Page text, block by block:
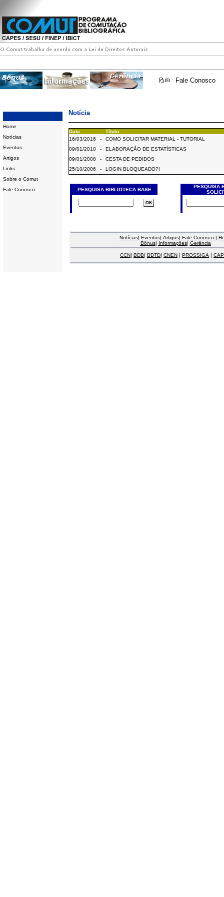
Fale Conosco
Home
Notícias
Eventos
Artigos
Links
Sobre o Comut
Fale Conosco
Notícia
Data
Título
16/03/2016
-
COMO SOLICITAR MATERIAL - TUTORIAL
09/01/2010
-
ELABORAÇÃO DE ESTATÍSTICAS
09/01/2008
-
CESTA DE PEDIDOS
25/10/2006
- LOGIN BLOQUEADO?!
PESQUISA BIBLIOTECA BASE
PESQUISA
Notícias| Eventos| Artigos| Fale Conosco |
Bônus| Informações| Gerência
CCN| BDB| BDTD| CNEN | PROSSIGA |